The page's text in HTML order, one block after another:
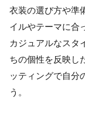
衣装の選び方や準
イルやテーマに合
カジュアルなスタ
ちの個性を反映し
ッティングで自分
う。